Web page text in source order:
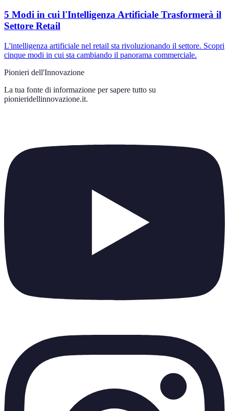
5 Modi in cui l'Intelligenza Artificiale Trasformerà il
Settore Retail
L'intelligenza artificiale nel retail sta rivoluzionando il settore. Scopri
cinque modi in cui sta cambiando il panorama commerciale.
Pionieri dell'Innovazione
La tua fonte di informazione per sapere tutto su
pionieridellinnovazione.it.